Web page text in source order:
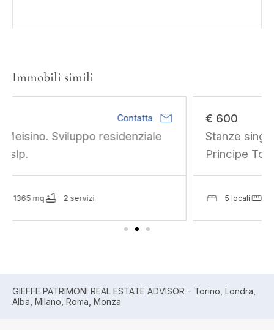
Immobili simili
Contatta mail
Stanze singole e doppie per studenti in via
Principe Tommaso
5 locali 172 mq
GIEFFE PATRIMONI REAL ESTATE ADVISOR - Torino, Londra,
Alba, Milano, Roma, Monza